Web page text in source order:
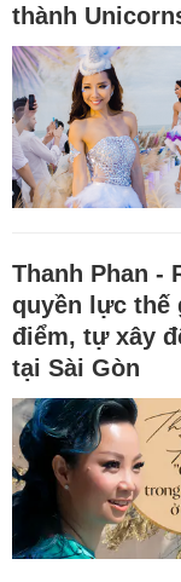
thành
Thanh Phan -
quyền lực thế
điểm, tự xây
tại Sài Gòn